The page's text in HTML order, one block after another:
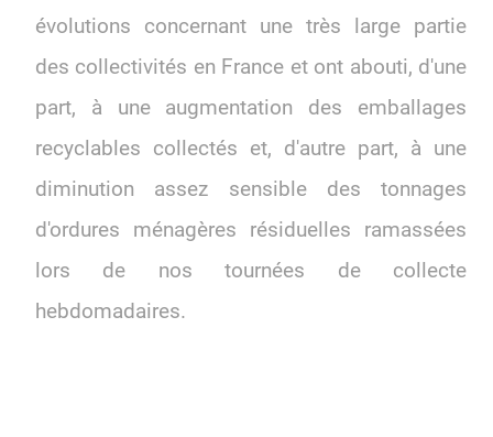
évolutions concernant une très large partie
des collectivités en France et ont abouti, d'une
part, à une augmentation des emballages
recyclables collectés et, d'autre part, à une
diminution assez sensible des tonnages
d'ordures ménagères résiduelles ramassées
lors de nos tournées de collecte
hebdomadaires.